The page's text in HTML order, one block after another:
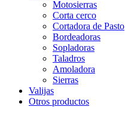
Motosierras
Corta cerco
Cortadora de Pasto
Bordeadoras
Sopladoras
Taladros
Amoladora
Sierras
Valijas
Otros productos